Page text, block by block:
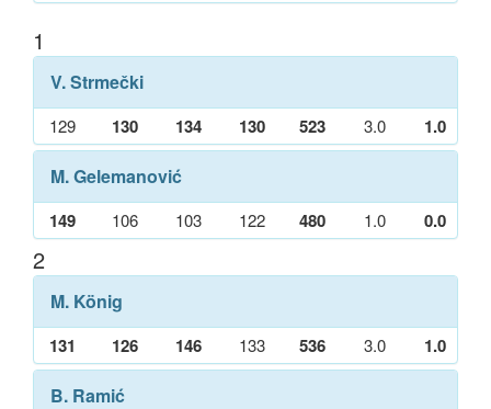
1
V. Strmečki
129 130 134 130 523 3.0 1.0
M. Gelemanović
149 106 103 122 480 1.0 0.0
2
M. König
131 126 146 133 536 3.0 1.0
B. Ramić